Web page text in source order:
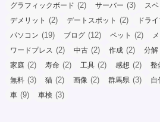
グラフィックボード (2) サーバー (3) スペ
デメリット (2) デートスポット (2) ドラ
パソコン (19) ブログ (12) ペット (2)
ワードプレス (2) 中古 (2) 作成 (2) 分解
家庭 (2) 寿命 (2) 工具 (2) 感想 (2) 整
無料 (3) 猫 (2) 画像 (2) 群馬県 (3) 自
車 (9) 車検 (3)